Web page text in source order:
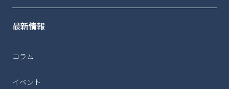
最新情報
コラム
イベント